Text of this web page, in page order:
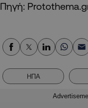
Πηγή:
ΗΠΑ